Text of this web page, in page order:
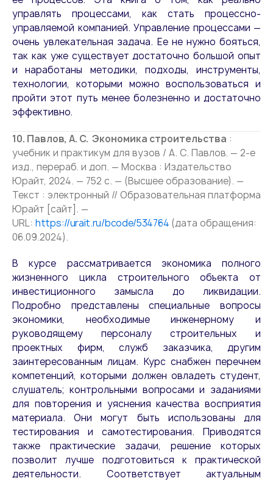
управлять процессами, как стать процессно-
управляемой компанией. Управление процессами —
очень увлекательная задача. Ее не нужно бояться,
так как уже существует достаточно большой опыт
и наработаны методики, подходы, инструменты,
технологии, которыми можно воспользоваться и
пройти этот путь менее болезненно и достаточно
эффективно.
10. Павлов, А. С. Экономика строительства :
учебник и практикум для вузов / А. С. Павлов. — 2-е
изд., перераб. и доп. — Москва : Издательство
Юрайт, 2024. — 752 с. — (Высшее образование). —
Текст : электронный // Образовательная платформа
Юрайт [сайт]. —
URL: https://urait.ru/bcode/534764 (дата обращения:
06.09.2024).
В курсе рассматривается экономика полного
жизненного цикла строительного объекта от
инвестиционного замысла до ликвидации.
Подробно представлены специальные вопросы
экономики, необходимые инженерному и
руководящему персоналу строительных и
проектных фирм, служб заказчика, другим
заинтересованным лицам. Курс снабжен перечнем
компетенций, которыми должен овладеть студент,
слушатель; контрольными вопросами и заданиями
для повторения и уяснения качества восприятия
материала. Они могут быть использованы для
тестирования и самотестирования. Приводятся
также практические задачи, решение которых
позволит лучше подготовиться к практической
деятельности. Соответствует актуальным